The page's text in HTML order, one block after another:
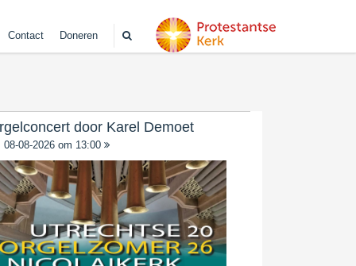
Contact Doneren
door Karel Demoet
08-08-2026 om 13:00